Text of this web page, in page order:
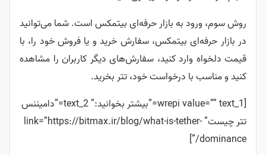
روش سوم، ورود به بازار حرفه‌ای بیتمکس است. شما می‌توانید
در بازار حرفه‌ای بیتمکس، سفارش خرید و یا فروش خود را، با
قیمت دلخواه وارد کنید، سفارش‌های دیگر کاربران را مشاهده
کنید و مناسب با درخواست خود، تتر بخرید.
[wrepi value=”” text_1=”بیشتر بخوانید:” text_2=”دامیننس
تتر چیست” link=”https://bitmax.ir/blog/what-is-tether-
dominance/”]